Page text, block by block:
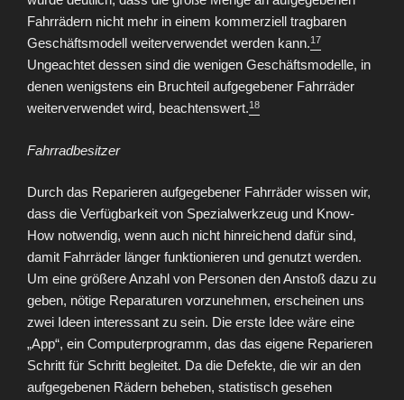
Fahrrädern nicht mehr in einem kommerziell tragbaren
Geschäftsmodell weiterverwendet werden kann.17
Ungeachtet dessen sind die wenigen Geschäftsmodelle, in
denen wenigstens ein Bruchteil aufgegebener Fahrräder
weiterverwendet wird, beachtenswert.18
Fahrradbesitzer
Durch das Reparieren aufgegebener Fahrräder wissen wir,
dass die Verfügbarkeit von Spezialwerkzeug und Know-
How notwendig, wenn auch nicht hinreichend dafür sind,
damit Fahrräder länger funktionieren und genutzt werden.
Um eine größere Anzahl von Personen den Anstoß dazu zu
geben, nötige Reparaturen vorzunehmen, erscheinen uns
zwei Ideen interessant zu sein. Die erste Idee wäre eine
„App“, ein Computerprogramm, das das eigene Reparieren
Schritt für Schritt begleitet. Da die Defekte, die wir an den
aufgegebenen Rädern beheben, statistisch gesehen